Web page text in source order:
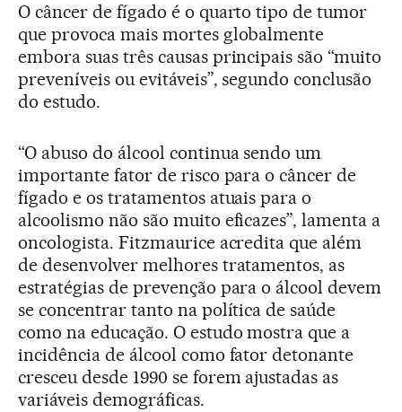
O câncer de fígado é o quarto tipo de tumor
que provoca mais mortes globalmente
embora suas três causas principais são “muito
preveníveis ou evitáveis”, segundo conclusão
do estudo.
“O abuso do álcool continua sendo um
importante fator de risco para o câncer de
fígado e os tratamentos atuais para o
alcoolismo não são muito eficazes”, lamenta a
oncologista. Fitzmaurice acredita que além
de desenvolver melhores tratamentos, as
estratégias de prevenção para o álcool devem
se concentrar tanto na política de saúde
como na educação. O estudo mostra que a
incidência de álcool como fator detonante
cresceu desde 1990 se forem ajustadas as
variáveis demográficas.